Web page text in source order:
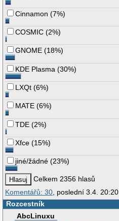
Cinnamon (7%)
COSMIC (2%)
GNOME (18%)
KDE Plasma (30%)
LXQt (6%)
MATE (6%)
TDE (2%)
Xfce (15%)
jiné/žádné (23%)
Celkem 2356 hlasů
Komentářů: 30 , poslední 3.4. 20:20
Rozcestník
AbcLinuxu